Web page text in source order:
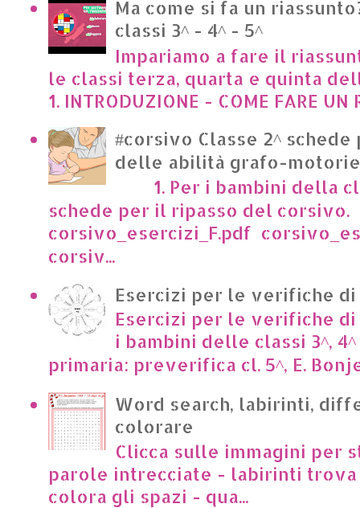
Ma come si fa un
classi 3^ - 4^ - 5^
Impariamo a fare il
le classi terza, quarta e quinta
1. INTRODUZIONE - COME FARE UN
#corsivo Classe 2^
delle abilità grafo-motorie
1. Per i bambini della
schede per il ripasso del corsivo.
corsivo_esercizi_F.pdf
corsiv...
Esercizi per le verifiche
Esercizi per le verifiche
i bambini delle classi 3^,
primaria: preverifica cl. 5^, E.
Word search, labirinti,
colorare
Clicca sulle immagini per
parole intrecciate - labirinti
colora gli spazi - qua...